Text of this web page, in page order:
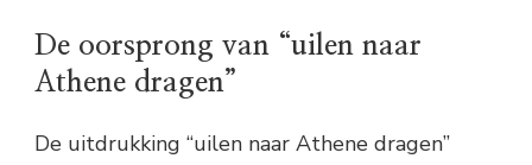
De oorsprong van “uilen naar
Athene dragen”
De uitdrukking “uilen naar Athene dragen”